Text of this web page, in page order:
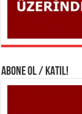
ABONE OL / KATIL!